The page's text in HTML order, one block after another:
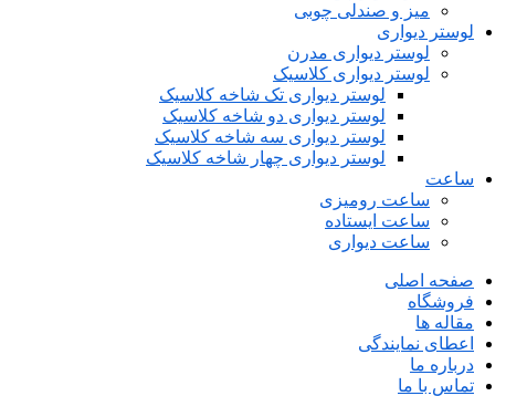
میز و صندلی چوبی
لوستر دیواری
لوستر دیواری مدرن
لوستر دیواری کلاسیک
لوستر دیواری تک شاخه کلاسیک
لوستر دیواری دو شاخه کلاسیک
لوستر دیواری سه شاخه کلاسیک
لوستر دیواری چهار شاخه کلاسیک
ساعت
ساعت رومیزی
ساعت ایستاده
ساعت دیواری
صفحه اصلی
فروشگاه
مقاله ها
اعطای نمایندگی
درباره ما
تماس با ما